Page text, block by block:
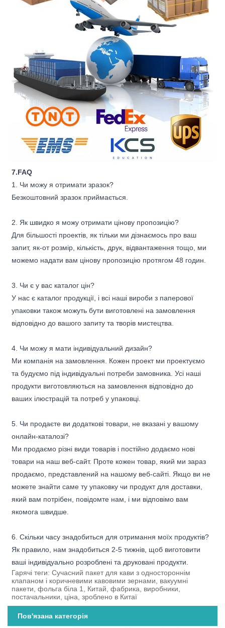
7.FAQ
1. Чи можу я отримати зразок?
Безкоштовний зразок приймається.
2. Як швидко я можу отримати цінову пропозицію?
Для більшості проектів, як тільки ми дізнаємось про ваш
запит, як-от розмір, кількість, друк, відвантаження тощо, ми
можемо надати вам цінову пропозицію протягом 48 годин.
3. Чи є у вас каталог цін?
У нас є каталог продукції, і всі наші вироби з паперової
упаковки також можуть бути виготовлені на замовлення
відповідно до вашого запиту та творів мистецтва.
4. Чи можу я мати індивідуальний дизайн?
Ми компанія на замовлення. Кожен проект ми проектуємо
та будуємо під індивідуальні потреби замовника. Усі наші
продукти виготовляються на замовлення відповідно до
ваших ілюстрацій та потреб у упаковці.
5. Чи продаєте ви додаткові товари, не вказані у вашому
онлайн-каталозі?
Ми продаємо різні види товарів і постійно додаємо нові
товари на наш веб-сайт. Проте кожен товар, який ми зараз
продаємо, представлений на нашому веб-сайті. Якщо ви не
можете знайти саме ту упаковку чи продукт для доставки,
який вам потрібен, повідомте нам, і ми відповімо вам
якомога швидше.
6. Скільки часу знадобиться для отримання моїх продуктів?
Як правило, нам знадобиться 2-5 тижнів, щоб виготовити
ваші індивідуально розроблені та друковані продукти.
Гарячі теги: Сучасний пакет для кави з одностороннім
клапаном і коричневими кавовими зернами, вакуумні
пакети, фольга біла 1, Китай, фабрика, виробники,
постачальники, ціна, зроблено в Китаї
Пов'язана категорія